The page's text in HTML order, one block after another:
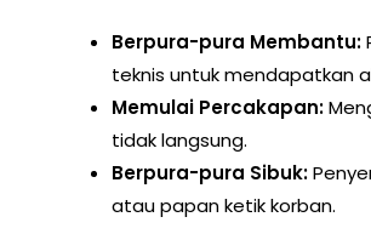
Berpura-pura Membantu:
teknis untuk mendapatkan
Memulai Percakapan:
tidak langsung.
Berpura-pura Sibuk:
atau papan ketik korban.